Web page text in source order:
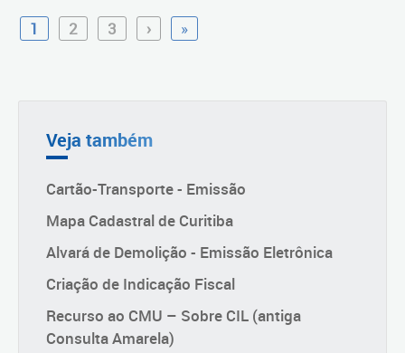
1 2 3 › »
Veja também
Cartão-Transporte - Emissão
Mapa Cadastral de Curitiba
Alvará de Demolição - Emissão Eletrônica
Criação de Indicação Fiscal
Recurso ao CMU – Sobre CIL (antiga
Consulta Amarela)